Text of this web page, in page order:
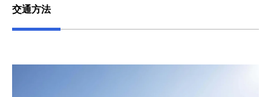
交通方法